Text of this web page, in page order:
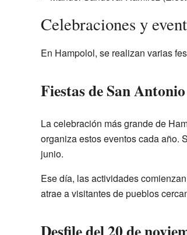
Celebraciones y
En Hampolol, se realizan varias
Fiestas de San
La celebración más grande de
organiza estos eventos cada año.
junio.
Ese día, las actividades
atrae a visitantes de pueblos